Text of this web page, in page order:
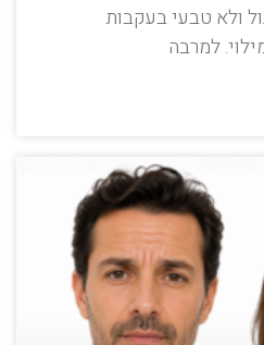
ולא טבעי בעקבות
למרבה